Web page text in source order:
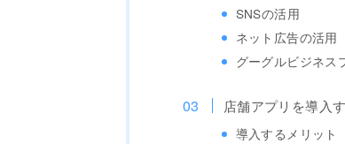
SNSの活用
ネット広告の活用
グーグルビジネス
店舗アプリを導入
導入するメリット